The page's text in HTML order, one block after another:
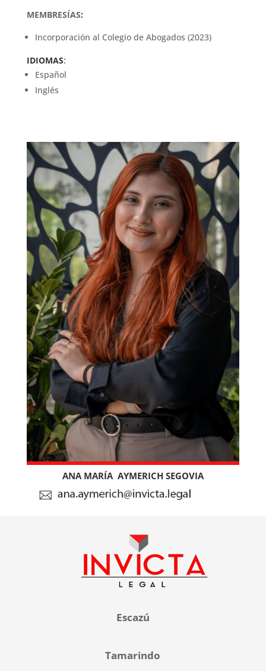
MEMBRESÍAS:
Incorporación al Colegio de Abogados (2023)
IDIOMAS:
Español
Inglés
ANA MARÍA AYMERICH SEGOVIA
Escazú
Tamarindo